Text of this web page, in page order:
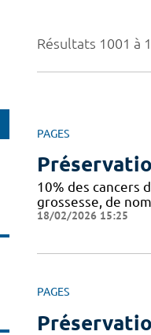
Résultats 1001 à
PAGES
10% des cancers
grossesse, de
18/02/2026 15:25
PAGES